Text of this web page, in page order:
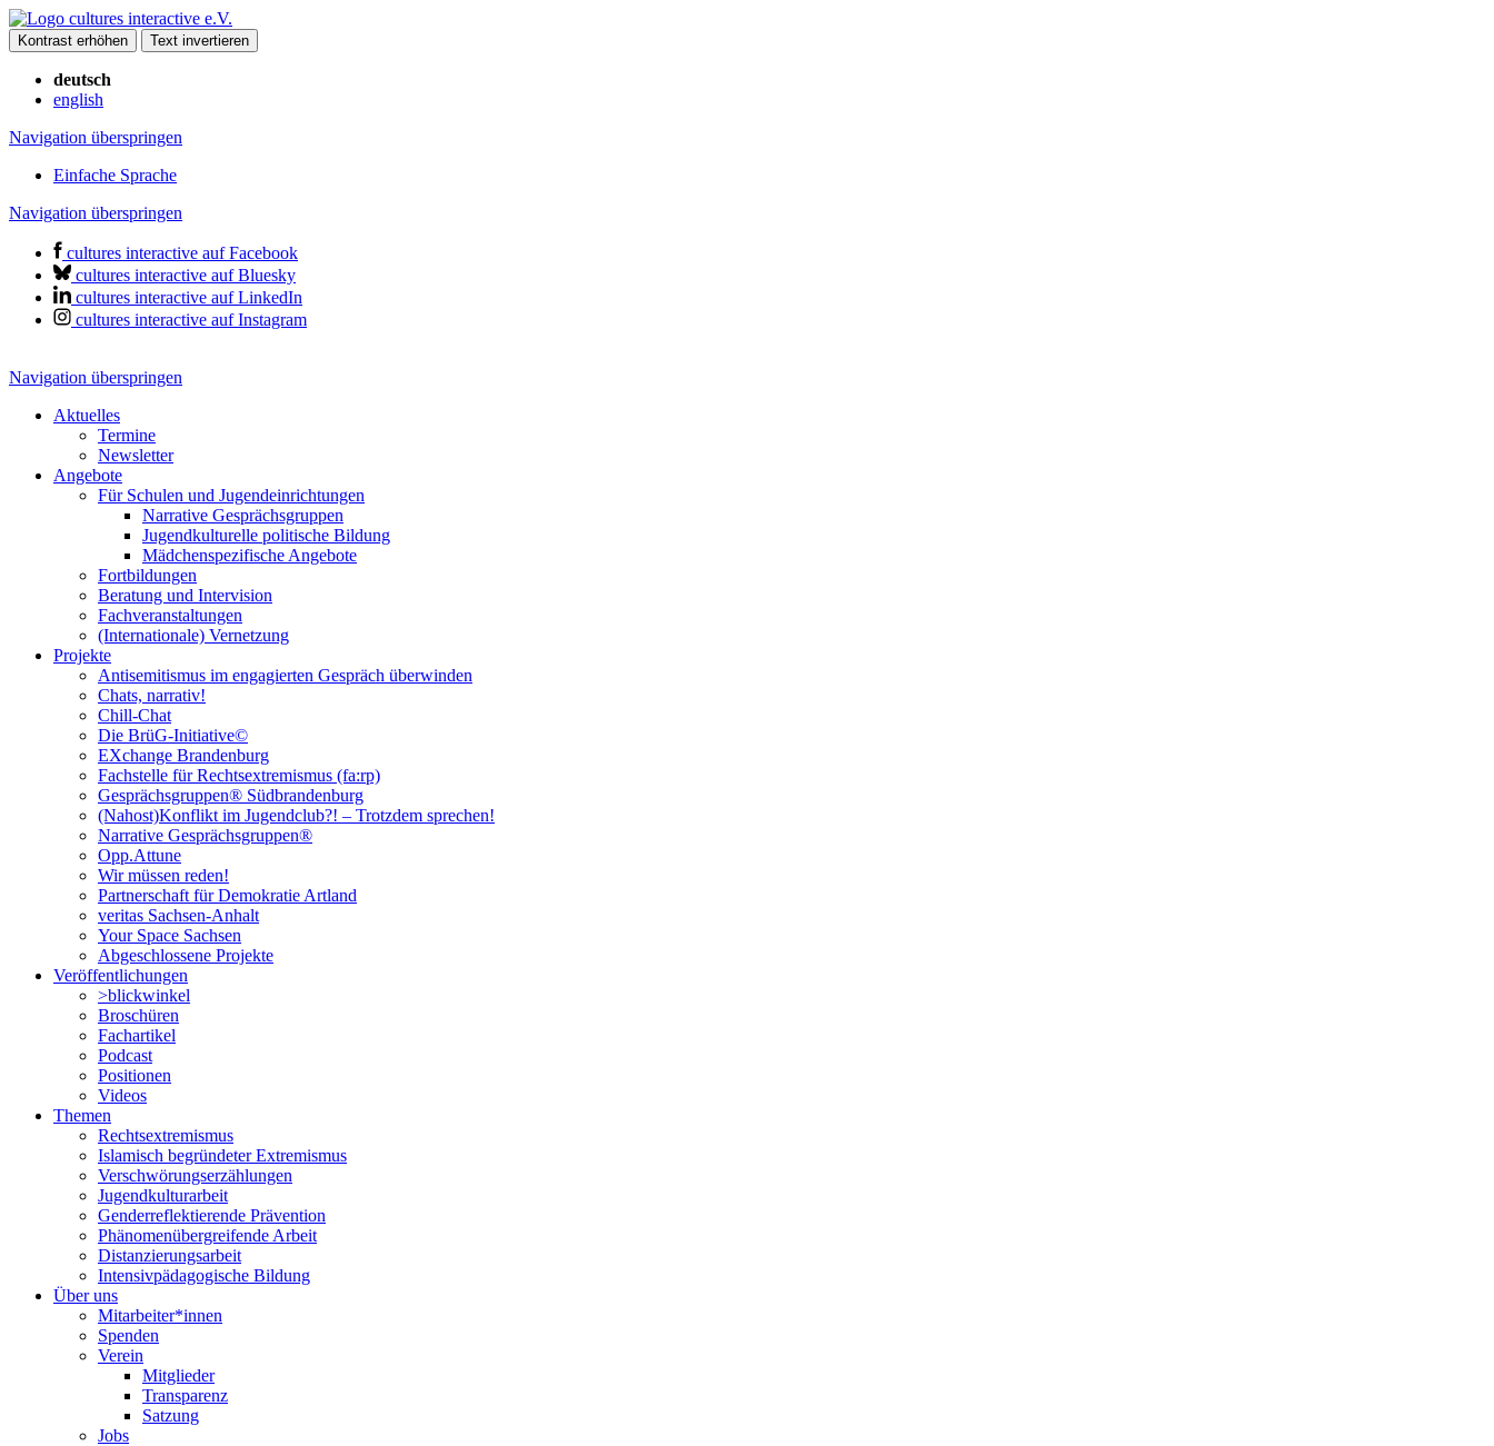
Kontrast erhöhen Text invertieren
deutsch
english
Navigation überspringen
Einfache Sprache
Navigation überspringen
cultures interactive auf Facebook
cultures interactive auf Bluesky
cultures interactive auf LinkedIn
cultures interactive auf Instagram
Navigation überspringen
Aktuelles
Termine
Newsletter
Angebote
Für Schulen und Jugendeinrichtungen
Narrative Gesprächsgruppen
Jugendkulturelle politische Bildung
Mädchenspezifische Angebote
Fortbildungen
Beratung und Intervision
Fachveranstaltungen
(Internationale) Vernetzung
Projekte
Antisemitismus im engagierten Gespräch überwinden
Chats, narrativ!
Chill-Chat
Die BrüG-Initiative©
EXchange Brandenburg
Fachstelle für Rechtsextremismus (fa:rp)
Gesprächsgruppen® Südbrandenburg
(Nahost)Konflikt im Jugendclub?! – Trotzdem sprechen!
Narrative Gesprächsgruppen®
Opp.Attune
Wir müssen reden!
Partnerschaft für Demokratie Artland
veritas Sachsen-Anhalt
Your Space Sachsen
Abgeschlossene Projekte
Veröffentlichungen
>blickwinkel
Broschüren
Fachartikel
Podcast
Positionen
Videos
Themen
Rechtsextremismus
Islamisch begründeter Extremismus
Verschwörungs­erzählungen
Jugendkulturarbeit
Genderreflektierende Prävention
Phänomenüber­greifende Arbeit
Distanzierungsarbeit
Intensivpädagogische Bildung
Über uns
Mitarbeiter*innen
Spenden
Verein
Mitglieder
Transparenz
Satzung
Jobs